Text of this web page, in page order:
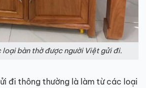
loại bàn thờ được người Việt gửi đi.
đi thông thường là làm từ các loại